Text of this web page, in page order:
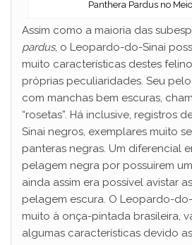
Panthera Pardus no
Assim como a maioria das
pardus, o Leopardo-do-Sinai
muito características destes
próprias peculiaridades. Seu
com manchas bem escuras,
“rosetas”. Há inclusive, registros
Sinai negros, exemplares muito
panteras negras. Um diferencial
pelagem negra por possuírem
ainda assim era possível avistar
pelagem escura. O Leopardo-
muito à onça-pintada brasileira,
algumas características devido